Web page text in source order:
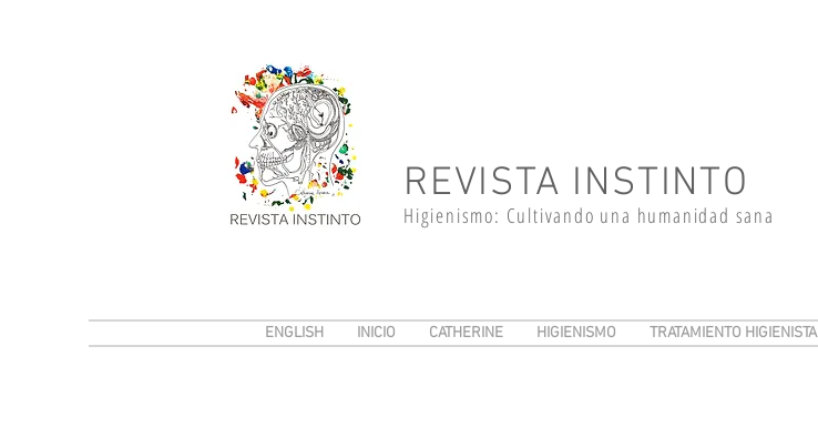
REVISTA INSTINTO
Higienismo: Cultivando una humanidad sana
ENGLISH INICIO CATHERINE HIGIENISMO TRATAMIENTO HIGIENISTA